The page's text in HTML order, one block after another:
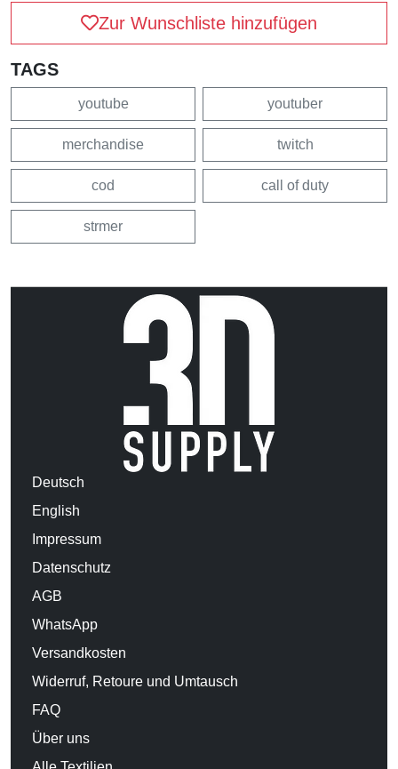
Zur Wunschliste hinzufügen
TAGS
youtube youtuber
merchandise twitch
cod call of duty
strmer
Deutsch
English
Impressum
Datenschutz
AGB
WhatsApp
Versandkosten
Widerruf, Retoure und Umtausch
FAQ
Über uns